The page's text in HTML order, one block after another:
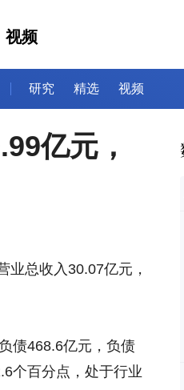
视频
研究 精选 视频
亿元，
总收入30.07亿元，
债468.6亿元，负债
个百分点，处于行业